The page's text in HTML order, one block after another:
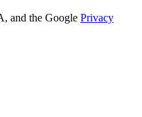
and the Google Privacy